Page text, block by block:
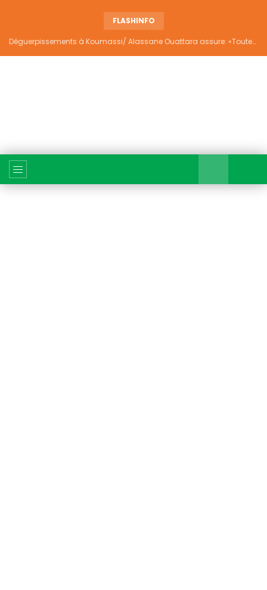
FLASHINFO
Déguerpissements à Koumassi/ Alassane Ouattara assure: «Toutes les responsabilités seront établies et elles donneront lieu aux sanctions prévues par la loi»